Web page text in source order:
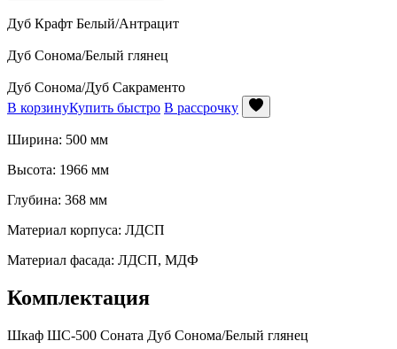
Дуб Крафт Белый/Антрацит
Дуб Сонома/Белый глянец
Дуб Сонома/Дуб Сакраменто
В корзинуКупить быстро В рассрочку
Ширина: 500 мм
Высота: 1966 мм
Глубина: 368 мм
Материал корпуса: ЛДСП
Материал фасада: ЛДСП, МДФ
Комплектация
Шкаф ШС-500 Соната Дуб Сонома/Белый глянец